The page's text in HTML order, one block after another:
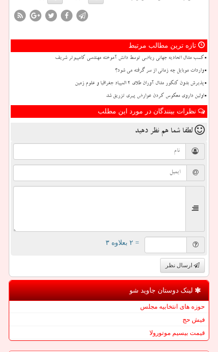
تازه ترین مطالب مرتبط
کسب مدال اتحادیه جهانی ریاضی توسط دانش آموخته مهندسی کامپیوتر شریف
واردات موبایل چه زمانی از سر گرفته می شود؟
پذیرش بدون کنکور مدال آوران طلای ۲ المپیاد جغرافیا و علوم زمین
اولین داروی معکوس کردن عوارض پیری تزریق شد
نظرات بینندگان در مورد این مطلب
لطفا شما هم نظر دهید
= ۲ بعلاوه ۳
ارسال نظر
لینک دوستان جاوید شو
حوزه های انتخابیه مجلس
فیش حج
قیمت بیسیم موتورولا